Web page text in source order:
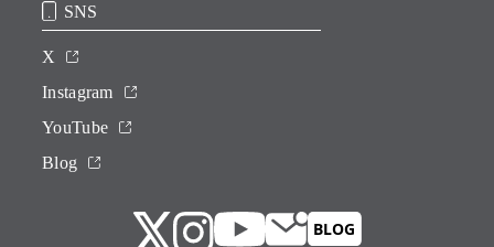
SNS
X
Instagram
YouTube
Blog